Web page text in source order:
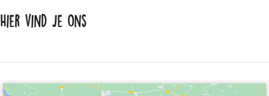
Hier vind je ons